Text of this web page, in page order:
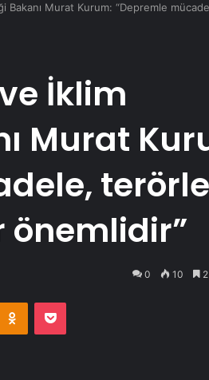
Bakanı Murat Kurum: “Depremle
İklim
Murat
terörle
0 10
Odnoklassniki
Pocket